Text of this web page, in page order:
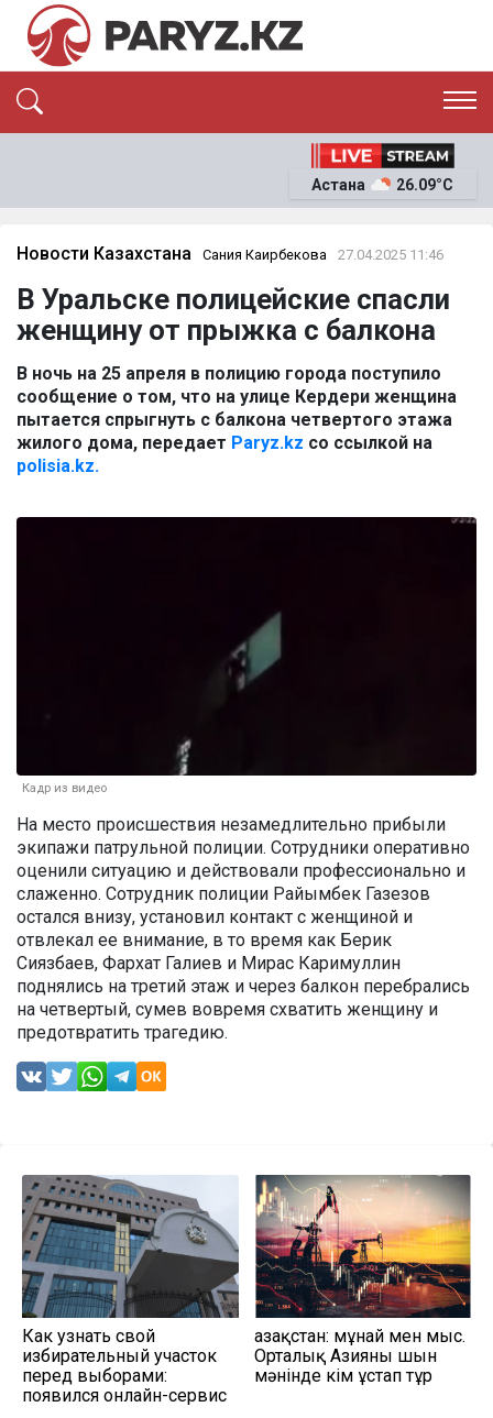
ЭКОНОМИКА
ОҚИҒА
News
Астана 26.09°C
Новости Казахстана Сания Каирбекова 27.04.2025 11:46
В Уральске полицейские спасли
женщину от прыжка с балкона
В ночь на 25 апреля в полицию города поступило
сообщение о том, что на улице Кердери женщина
пытается спрыгнуть с балкона четвертого этажа
жилого дома, передает Paryz.kz со ссылкой на
polisia.kz.
Кадр из видео
На место происшествия незамедлительно прибыли
экипажи патрульной полиции. Сотрудники оперативно
оценили ситуацию и действовали профессионально и
слаженно. Сотрудник полиции Райымбек Газезов
остался внизу, установил контакт с женщиной и
отвлекал ее внимание, в то время как Берик
Сиязбаев, Фархат Галиев и Мирас Каримуллин
поднялись на третий этаж и через балкон перебрались
на четвертый, сумев вовремя схватить женщину и
предотвратить трагедию.
Как узнать свой
избирательный участок
перед выборами:
появился онлайн-сервис
Қазақстан: мұнай мен мыс.
Орталық Азияны шын
мәнінде кім ұстап тұр